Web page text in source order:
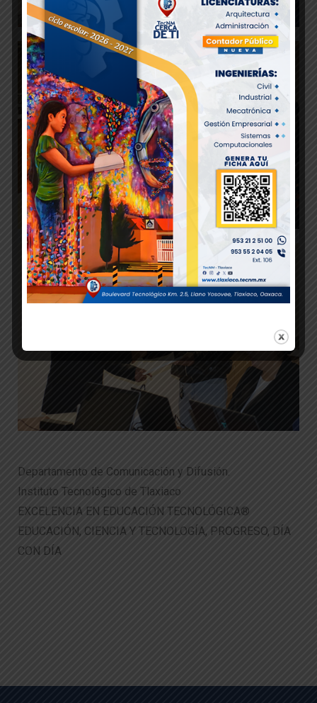
Departamento de Comunicación y Difusión.
Instituto Tecnológico de Tlaxiaco
EXCELENCIA EN EDUCACIÓN TECNOLÓGICA®
EDUCACIÓN, CIENCIA Y TECNOLOGÍA, PROGRESO, DÍA
CON DÍA